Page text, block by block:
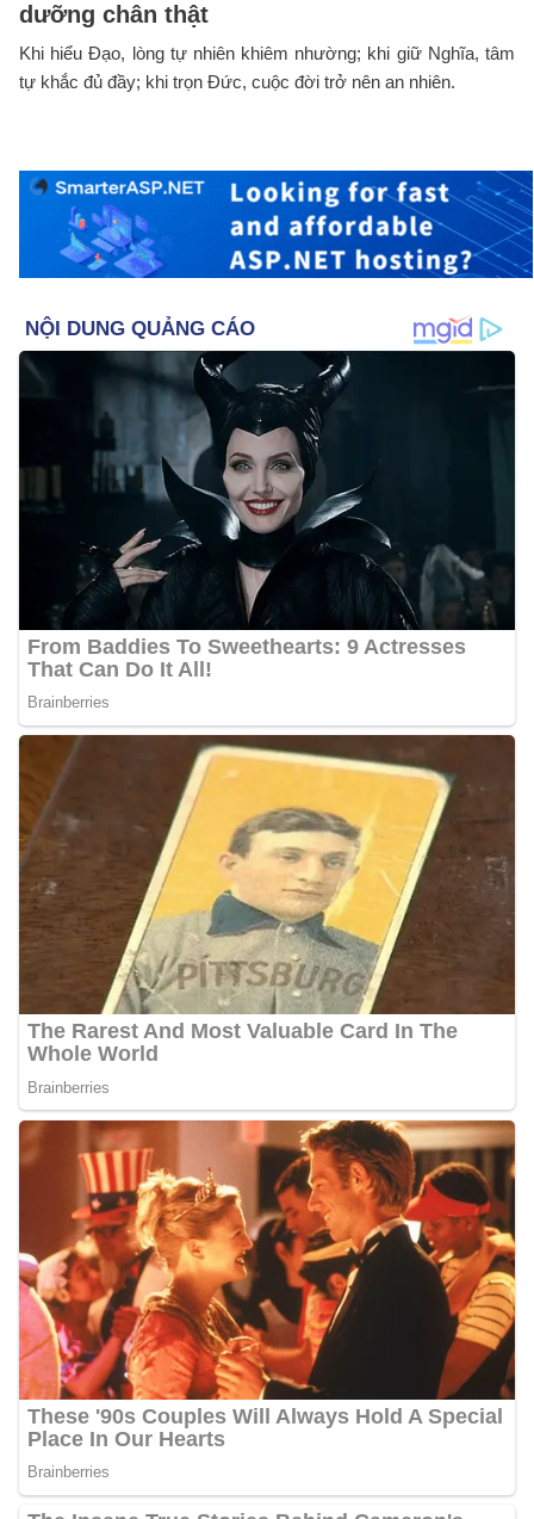
dưỡng chân thật
Khi hiểu Đạo, lòng tự nhiên khiêm nhường; khi giữ Nghĩa, tâm
tự khắc đủ đầy; khi trọn Đức, cuộc đời trở nên an nhiên.